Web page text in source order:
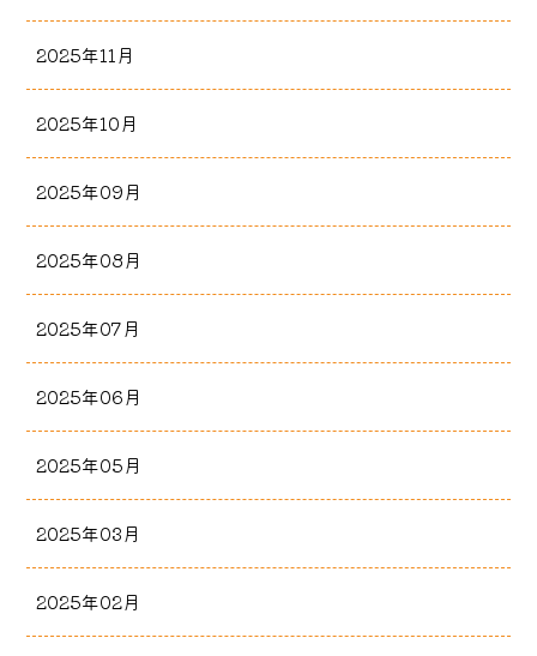
2025年11月
2025年10月
2025年09月
2025年08月
2025年07月
2025年06月
2025年05月
2025年03月
2025年02月